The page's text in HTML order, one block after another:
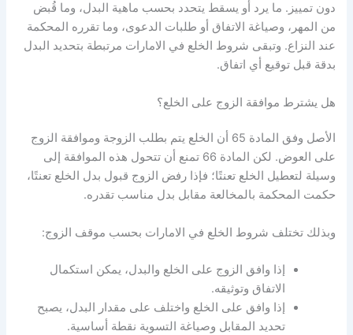
دون تمييز. ما يرد أو يسقط يتحدد بحسب ماهية البدل، وما قُبض
من المهر، وصياغة الاتفاق أو طلبات الدعوى، وما تقرره المحكمة
عند النزاع. وتبقى شروط الخلع في الامارات مرتبطة بتحديد البدل
بدقة قبل توقيع أي اتفاق.
هل يشترط موافقة الزوج على الخلع؟
الأصل وفق المادة 65 أن الخلع يتم بطلب الزوجة وموافقة الزوج
على العوض. لكن المادة 66 تمنع أن تتحول هذه الموافقة إلى
وسيلة لتعطيل الخلع تعنتًا؛ فإذا رفض الزوج قبول بدل الخلع تعنتًا،
حكمت المحكمة بالمخالعة مقابل بدل مناسب تقدره.
وبذلك تختلف شروط الخلع في الامارات بحسب موقف الزوج:
إذا وافق الزوج على الخلع والبدل، يمكن استكمال
الاتفاق وتوثيقه.
إذا وافق على الخلع واختلف على مقدار البدل، يصبح
تحديد المقابل وصياغة التسوية نقطة أساسية.